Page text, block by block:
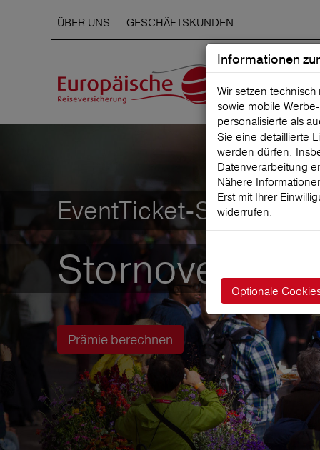
ÜBER UNS GESCHÄFTSKUNDEN
EventTicket-
Prämie berechnen
Informationen
Wir setzen
sowie mobile
personalisierte als
Sie eine detaillierte
werden dürfen.
Datenverarbeitung
Nähere
Erst mit Ihrer
widerrufen.
Optionale